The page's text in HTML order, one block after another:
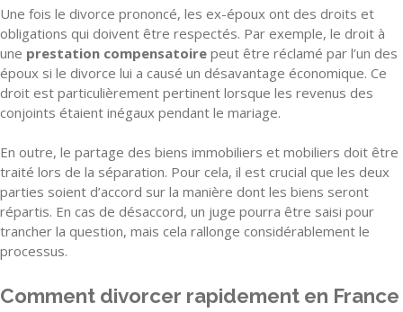
Une fois le divorce prononcé, les ex-époux ont des droits et
obligations qui doivent être respectés. Par exemple, le droit à
une prestation compensatoire peut être réclamé par l’un des
époux si le divorce lui a causé un désavantage économique. Ce
droit est particulièrement pertinent lorsque les revenus des
conjoints étaient inégaux pendant le mariage.
En outre, le partage des biens immobiliers et mobiliers doit être
traité lors de la séparation. Pour cela, il est crucial que les deux
parties soient d’accord sur la manière dont les biens seront
répartis. En cas de désaccord, un juge pourra être saisi pour
trancher la question, mais cela rallonge considérablement le
processus.
Comment divorcer rapidement en France